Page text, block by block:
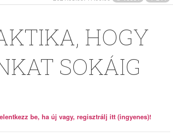
HOGY
SOKÁIG
be, ha új vagy, regisztrálj itt (ingyenes)!